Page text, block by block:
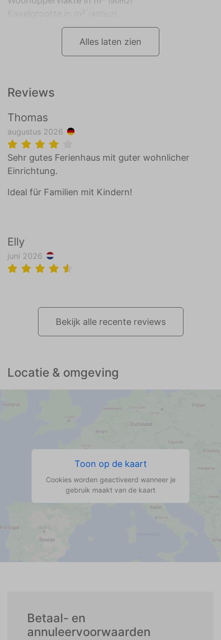
Alles laten zien
Reviews
Thomas
augustus 2026
Sehr gutes Ferienhaus mit guter wohnlicher
Einrichtung.
Ideal für Familien mit Kindern!
Elly
juni 2026
Bekijk alle recente reviews
Locatie & omgeving
Toon op de kaart
Cookies worden geactiveerd wanneer je
gebruik maakt van de kaart
Betaal- en
annuleervoorwaarden